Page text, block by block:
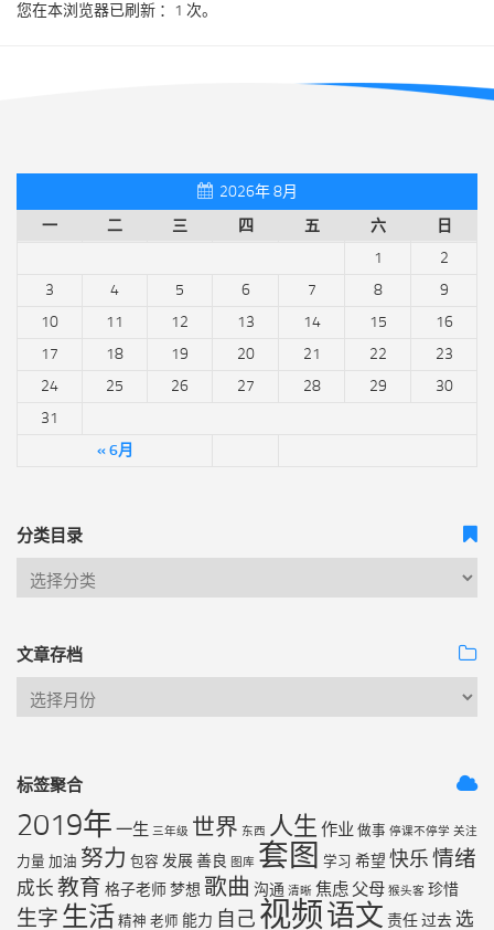
您在本浏览器已刷新 ：1 次。
2026年 8月
一
二 三 四 五 六 日
« 6月
1
2
3
4 5 6 7 8
9
10
11 12 13 14 15
16
17
18 19 20 21 22
23
24
25 26 27 28 29
30
31
分类目录
文章存档
标签聚合
2019年 一生 三年级 世界 东西 人生 作业 做事 停课不停学 关注
力量 加油 努力 包容 发展善良 图库 套图 学习 希望 快乐情绪
成长 教育 格子老师梦想 歌曲 沟通 清晰 焦虑 父母 猴头客 珍惜
生字 生活 精神 老师 能力 自己 视频语文 责任过去 选